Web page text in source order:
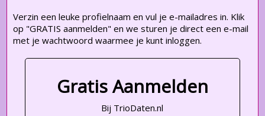
Verzin een leuke profielnaam en vul je e-mailadres in. Klik
op "GRATIS aanmelden" en we sturen je direct een e-mail
met je wachtwoord waarmee je kunt inloggen.
Gratis Aanmelden
Bij TrioDaten.nl